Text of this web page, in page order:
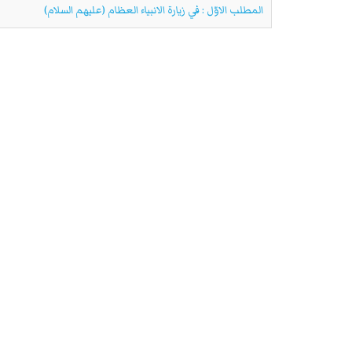
المطلب الاوّل : في زيارة الانبياء العظام (عليهم السلام)